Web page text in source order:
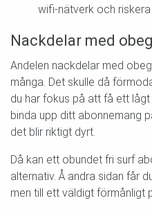
wifi-nätverk och riskera
Nackdelar med
Andelen nackdelar med
många. Det skulle då
du har fokus på att få ett
binda upp ditt abonnemang
det blir riktigt dyrt.
Då kan ett obundet fri surf
alternativ. Å andra sidan får
men till ett väldigt förmånligt